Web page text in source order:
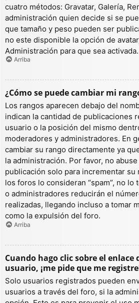
cuatro métodos: Gravatar, Galería,
administración quien decide si se
que tamaño y peso pueden ser
no este disponible la opción de
Administración para que sea activada.
Arriba
¿Cómo se puede cambiar mi
Los rangos aparecen debajo del
indican la cantidad de publicaciones
usuario o la posición del mismo
moderadores y administradores. En
cambiar su rango directamente ya
la administración. Por favor, no
publicación solo para incrementar su
los foros lo consideran “spam”, no lo
o administradores reducirán el
realizadas, llegando incluso a tomar
como la expulsión del foro.
Arriba
Cuando hago clic sobre el enlace
usuario, ¡me pide que me
Solo usuarios registrados pueden
usuarios a través del foro, si la